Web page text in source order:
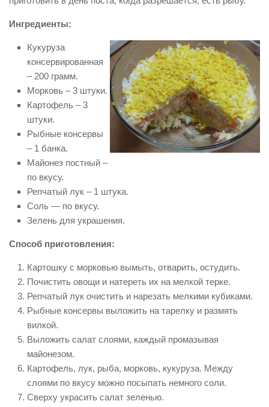
Ингредиенты:
Кукуруза
консервированная
– 200 грамм.
Морковь – 3 штуки.
Картофель – 3
штуки.
Рыбные консервы
– 1 банка.
Майонез постный –
по вкусу.
Репчатый лук – 1 штука.
Соль — по вкусу.
Зелень для украшения.
Способ приготовления:
Картошку с морковью вымыть, отварить, остудить.
Почистить овощи и натереть их на мелкой терке.
Репчатый лук очистить и нарезать мелкими кубиками.
Рыбные консервы выложить на тарелку и размять
вилкой.
Выложить салат слоями, каждый промазывая
майонезом.
Картофель, лук, рыба, морковь, кукуруза. Между
слоями по вкусу можно посыпать немного соли.
Сверху украсить салат зеленью.